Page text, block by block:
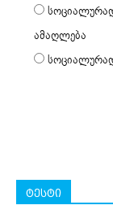
ამაღლება
ტესტი